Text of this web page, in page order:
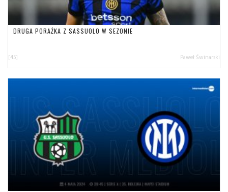
DRUGA PORAŻKA Z SASSUOLO W SEZONIE
[45] Paweł Świnarski